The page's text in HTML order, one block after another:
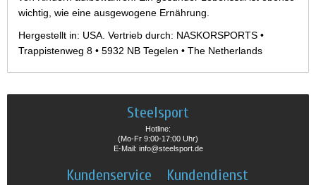
wichtig, wie eine ausgewogene Ernährung.
Hergestellt in: USA. Vertrieb durch: NASKORSPORTS •
Trappistenweg 8 • 5932 NB Tegelen • The Netherlands
Steelsport
Hotline:
(Mo-Fr 9:00-17:00 Uhr)
E-Mail: info@steelsport.de
Kundenservice Kundendienst